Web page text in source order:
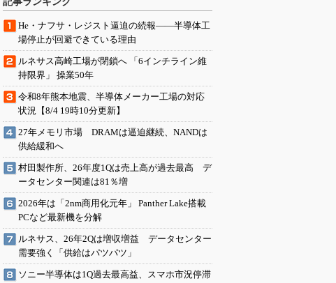
He・ナフサ・レジスト逼迫の続報――半導体工
場停止が回避できている理由
ルネサス高崎工場が閉鎖へ 「6インチライン維
持限界」 操業50年
令和8年熊本地震、半導体メーカー工場の対応
状況【8/4 19時10分更新】
27年メモリ市場 DRAMは逼迫継続、NANDは
供給緩和へ
村田製作所、26年度1Qは売上高が過去最高 デ
ータセンター関連は81％増
2026年は「2nm商用化元年」 Panther Lake搭載
PCなど最新機を分解
ルネサス、26年2Qは増収増益 データセンター
需要強く「供給はパツパツ」
ソニー半導体は1Q過去最高益、スマホ市況停滞